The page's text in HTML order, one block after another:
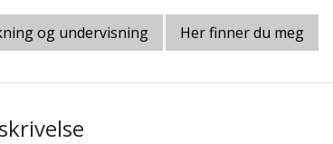
og undervisning Her finner du meg